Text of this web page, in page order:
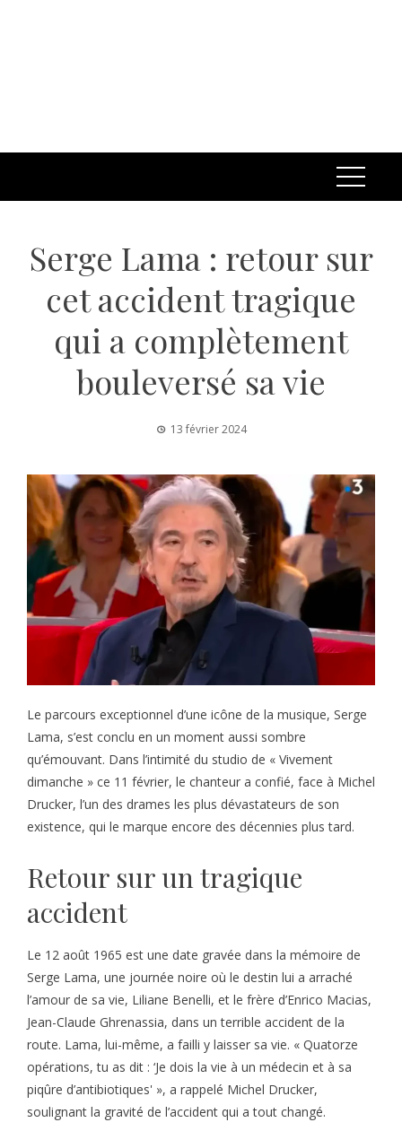
Serge Lama : retour sur
cet accident tragique
qui a complètement
bouleversé sa vie
13 février 2024
Le parcours exceptionnel d’une icône de la musique, Serge
Lama, s’est conclu en un moment aussi sombre
qu’émouvant. Dans l’intimité du studio de « Vivement
dimanche » ce 11 février, le chanteur a confié, face à Michel
Drucker, l’un des drames les plus dévastateurs de son
existence, qui le marque encore des décennies plus tard.
Retour sur un tragique
accident
Le 12 août 1965 est une date gravée dans la mémoire de
Serge Lama, une journée noire où le destin lui a arraché
l’amour de sa vie, Liliane Benelli, et le frère d’Enrico Macias,
Jean-Claude Ghrenassia, dans un terrible accident de la
route. Lama, lui-même, a failli y laisser sa vie. « Quatorze
opérations, tu as dit : ‘Je dois la vie à un médecin et à sa
piqûre d’antibiotiques' », a rappelé Michel Drucker,
soulignant la gravité de l’accident qui a tout changé.